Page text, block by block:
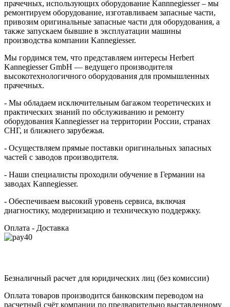
прачечных, использующих оборудование Kannnegiesser – мы
ремонтируем оборудование, изготавливаем запасные части,
привозим оригинальные запасные части для оборудования, а
также запускаем бывшие в эксплуатации машины
производства компании Kannegiesser.
Мы гордимся тем, что представляем интересы Herbert
Kannegiesser GmbH — ведущего производителя
высокотехнологичного оборудования для промышленных
прачечных.
- Мы обладаем исключительным багажом теоретических и
практических знаний по обслуживанию и ремонту
оборудования Kannegiesser на территории России, странах
СНГ, и ближнего зарубежья.
- Осуществляем прямые поставки оригинальных запасных
частей с заводов производителя.
- Наши специалисты проходили обучение в Германии на
заводах Kannegiesser.
- Обеспечиваем высокий уровень сервиса, включая
диагностику, модернизацию и техническую поддержку.
Оплата - Доставка
Безналичный расчет для юридических лиц (без комиссии)
Оплата товаров производится банковским переводом на
расчетный счёт компании по предварительно выставленному